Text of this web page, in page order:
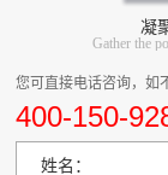
凝
Gather the
您可直接电话咨询，如
400-150-
姓名：